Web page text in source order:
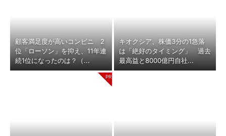
顧客満足度が高いコンビニ 2
位「ローソン」を抑え、11年連
続1位になったのは？（...
キオクシア、株価3分の1急落
は「絶好のタイミング」 過去
最高益と8000億円自社...